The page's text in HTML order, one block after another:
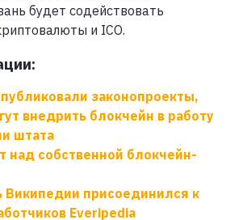
будет содействовать
и ICO.
законопроекты,
внедрить блокчейн в работу
штата
над собственной блокчейн-
Википедии присоединился к
Everipedia